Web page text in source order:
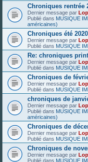
Chroniques rentrée
Dernier message par
Publié dans MUSIQUE
américaines)
Chroniques été 2020
Dernier message par
Publié dans MUSIQUE
Re: chroniques
Dernier message par
Publié dans MUSIQUE
Chroniques de
Dernier message par
Publié dans MUSIQUE
chroniques de
Dernier message par
Publié dans MUSIQUE
américaines)
Chroniques de
Dernier message par
Publié dans MUSIQUE
Chroniques de
Dernier message par
Publié dans MUSIQUE